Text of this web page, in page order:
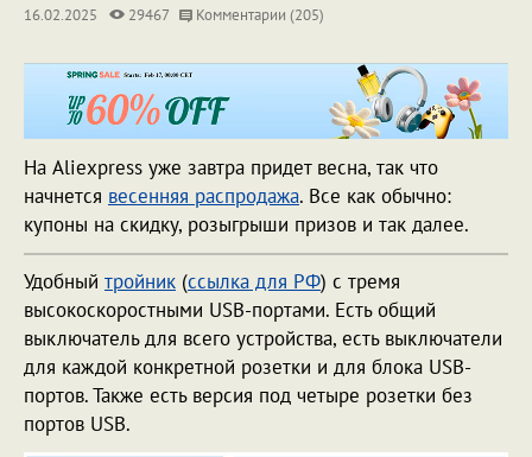
16.02.2025 29467 Комментарии (205)
На Aliexpress уже завтра придет весна, так что
начнется весенняя распродажа. Все как обычно:
купоны на скидку, розыгрыши призов и так далее.
Удобный тройник (ссылка для РФ) с тремя
высокоскоростными USB-портами. Есть общий
выключатель для всего устройства, есть выключатели
для каждой конкретной розетки и для блока USB-
портов. Также есть версия под четыре розетки без
портов USB.